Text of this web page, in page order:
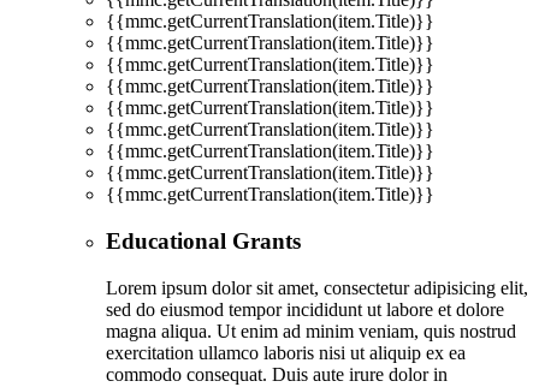
{{mmc.getCurrentTranslation(item.Title)}}
{{mmc.getCurrentTranslation(item.Title)}}
{{mmc.getCurrentTranslation(item.Title)}}
{{mmc.getCurrentTranslation(item.Title)}}
{{mmc.getCurrentTranslation(item.Title)}}
{{mmc.getCurrentTranslation(item.Title)}}
{{mmc.getCurrentTranslation(item.Title)}}
{{mmc.getCurrentTranslation(item.Title)}}
{{mmc.getCurrentTranslation(item.Title)}}
Educational Grants
Lorem ipsum dolor sit amet, consectetur adipisicing elit,
sed do eiusmod tempor incididunt ut labore et dolore
magna aliqua. Ut enim ad minim veniam, quis nostrud
exercitation ullamco laboris nisi ut aliquip ex ea
commodo consequat. Duis aute irure dolor in